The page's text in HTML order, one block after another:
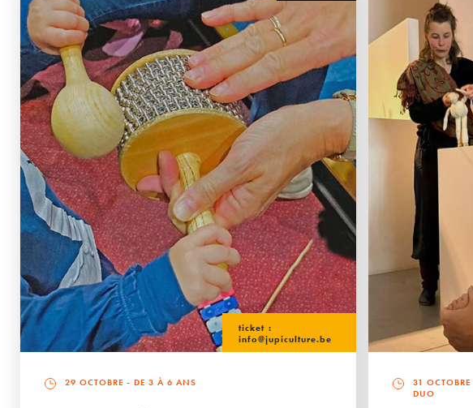
ticket :
info@jupiculture.be
29 OCTOBRE - DE 3 À 6 ANS 31 OCTOBRE
DUO